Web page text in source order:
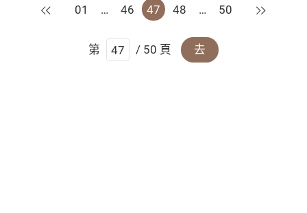
上一頁
01 … 46 47 48 … 50 下一頁
第 / 50 頁 去